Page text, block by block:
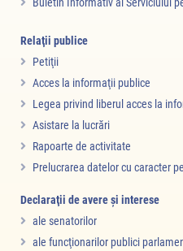
Relaţii publice
Petiţii
Acces la informaţii publice
Legea privind liberul acces la
Asistare la lucrări
Rapoarte de activitate
Prelucrarea datelor cu caracter
Declaraţii de avere şi interese
ale senatorilor
ale funcţionarilor publici